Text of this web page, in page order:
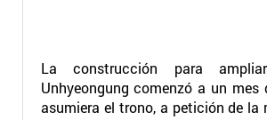
La construcción para
Unhyeongung comenzó a un mes
asumiera el trono, a petición de la